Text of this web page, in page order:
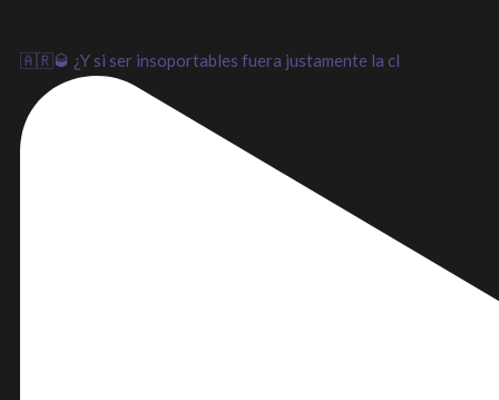
🇦🇷🥃 ¿Y si ser insoportables fuera justamente la cl